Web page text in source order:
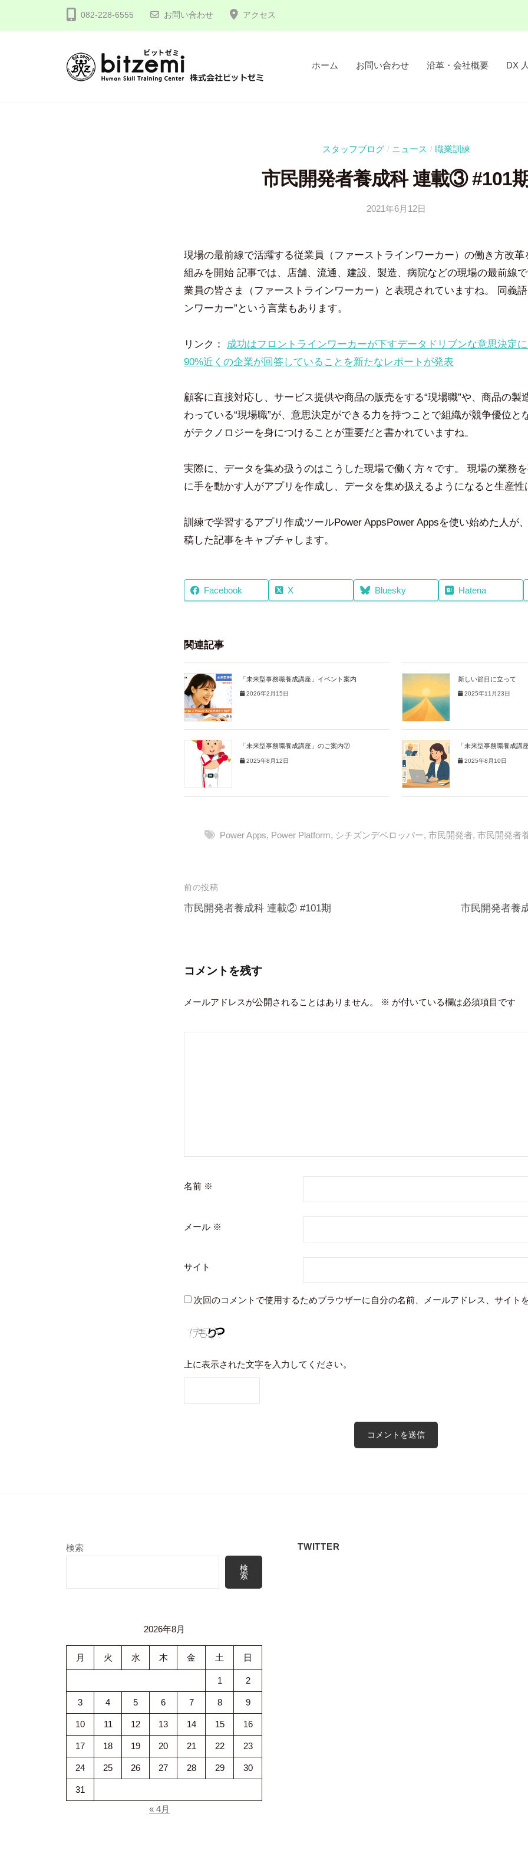
082-228-6555 お問い合わせ アクセス
ホーム お問い合わせ 沿革・会社概要 DX
スタッフブログ / ニュース / 職業訓練
市民開発者養成科 連載③ #101期
2021年6月12日
田
豪
の
コ
メ
現場の最前線で活躍する従業員（ファーストラインワーカー）の働き方改革
組みを開始 記事では、店舗、流通、建設、製造、病院などの現場の最前線
業員の皆さま（ファーストラインワーカー）と表現されていますね。 同義語
ンワーカー”という言葉もあります。
リンク：
成功はフロントラインワーカーが下すデータドリブンな意思決定
90%近くの企業が回答していることを新たなレポートが発表
顧客に直接対応し、サービス提供や商品の販売をする“現場職”や、商品の製
わっている“現場職”が、意思決定ができる力を持つことで組織が競争優位と
がテクノロジーを身につけることが重要だと書かれていますね。
実際に、データを集め扱うのはこうした現場で働く方々です。 現場の業務
に手を動かす人がアプリを作成し、データを集め扱えるようになると生産性
訓練で学習するアプリ作成ツールPower AppsPower Appsを使い始めた人が
稿した記事をキャプチャします。
Facebook X Bluesky Hatena
関連記事
「未来型事務職養成講座」イベント案内
2026年2月15日
新しい節目に立って
2025年11月23日
「未来型事務職養成講座」のご案内⑦
2025年8月12日
「未来型事務職養成講
2025年8月10日
Power Apps, Power Platform, シチズンデベロッパー, 市民開発者, 市民開発者
投
稿
ゲ
シ
前の投稿
市民開発者養成科 連載② #101期 市民開発者養
コメントを残す
メールアドレスが公開されることはありません。 ※ が付いている欄は必須項目です
名前 ※
メール ※
サイト
次回のコメントで使用するためブラウザーに自分の名前、メールアドレス、サイトを
上に表示された文字を入力してください。
検索
検
索
2026年8月
月 火 水 木 金 土 日
1 2
3 4 5 6 7 8 9
10 11 12 13 14 15 16
17 18 19 20 21 22 23
24 25 26 27 28 29 30
31
« 4月
TWITTER
式
会
ビ
ッ